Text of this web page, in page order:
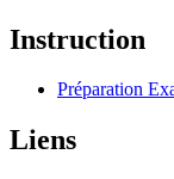
Instruction
Préparation
Liens